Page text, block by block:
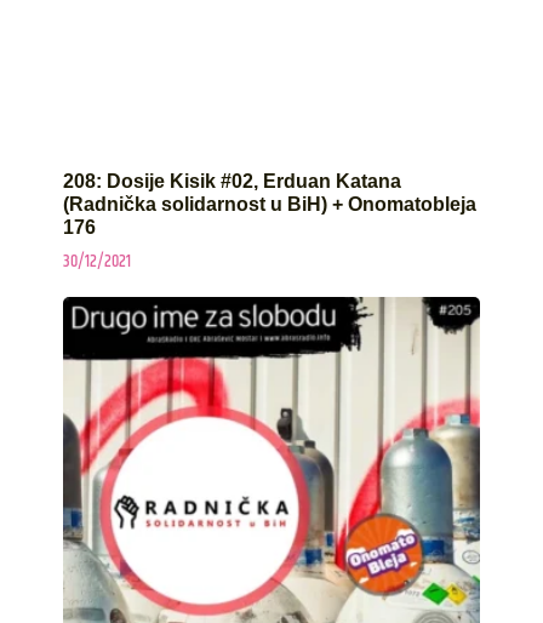
208: Dosije Kisik #02, Erduan Katana
(Radnička solidarnost u BiH) + Onomatobleja
176
30/12/2021